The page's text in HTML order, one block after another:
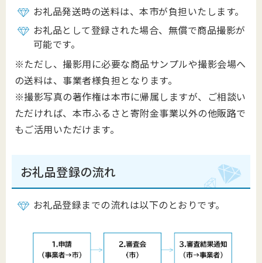
お礼品発送時の送料は、本市が負担いたします。
お礼品として登録された場合、無償で商品撮影が
可能です。
※ただし、撮影用に必要な商品サンプルや撮影会場へ
の送料は、事業者様負担となります。
※撮影写真の著作権は本市に帰属しますが、ご相談い
ただければ、本市ふるさと寄附金事業以外の他販路で
もご活用いただけます。
お礼品登録の流れ
お礼品登録までの流れは以下のとおりです。